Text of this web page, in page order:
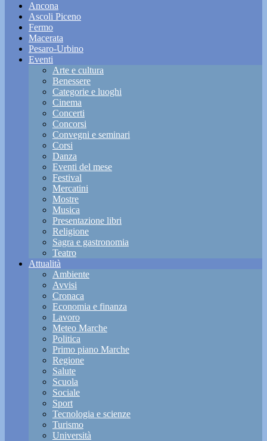
Ancona
Ascoli Piceno
Fermo
Macerata
Pesaro-Urbino
Eventi
Arte e cultura
Benessere
Categorie e luoghi
Cinema
Concerti
Concorsi
Convegni e seminari
Corsi
Danza
Eventi del mese
Festival
Mercatini
Mostre
Musica
Presentazione libri
Religione
Sagra e gastronomia
Teatro
Attualità
Ambiente
Avvisi
Cronaca
Economia e finanza
Lavoro
Meteo Marche
Politica
Primo piano Marche
Regione
Salute
Scuola
Sociale
Sport
Tecnologia e scienze
Turismo
Università